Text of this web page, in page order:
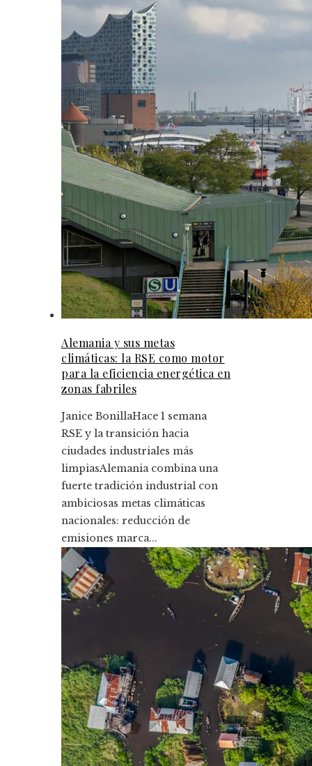
Alemania y sus metas
climáticas: la RSE como motor
para la eficiencia energética en
zonas fabriles
Janice BonillaHace 1 semana
RSE y la transición hacia
ciudades industriales más
limpiasAlemania combina una
fuerte tradición industrial con
ambiciosas metas climáticas
nacionales: reducción de
emisiones marca...